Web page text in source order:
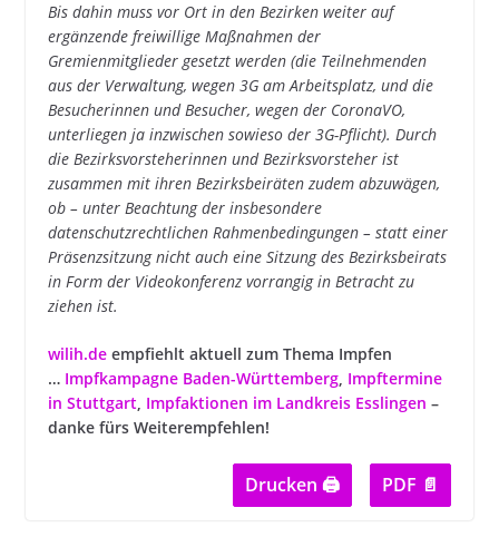
Bis dahin muss vor Ort in den Bezirken weiter auf
ergänzende freiwillige Maßnahmen der
Gremienmitglieder gesetzt werden (die Teilnehmenden
aus der Verwaltung, wegen 3G am Arbeitsplatz, und die
Besucherinnen und Besucher, wegen der CoronaVO,
unterliegen ja inzwischen sowieso der 3G-Pflicht). Durch
die Bezirksvorsteherinnen und Bezirksvorsteher ist
zusammen mit ihren Bezirksbeiräten zudem abzuwägen,
ob – unter Beachtung der insbesondere
datenschutzrechtlichen Rahmenbedingungen – statt einer
Präsenzsitzung nicht auch eine Sitzung des Bezirksbeirats
in Form der Videokonferenz vorrangig in Betracht zu
ziehen ist.
wilih.deempfiehlt aktuell zum Thema Impfen
… Impfkampagne Baden-Württemberg, Impftermine
in Stuttgart, Impfaktionen im Landkreis Esslingen –
danke fürs Weiterempfehlen!
Drucken 🖨 PDF 📄